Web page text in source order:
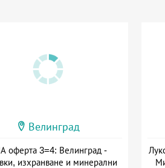
Велинград
оферта 3=4: Велинград -
изхранване и минерални